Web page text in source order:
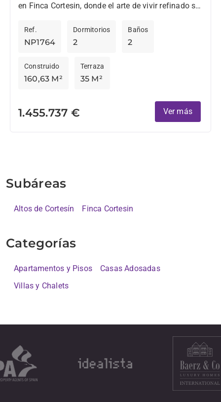
en Finca Cortesin, donde el arte de vivir refinado se
Costa del...
NP1764
Ref.
2
Dormitorios
2
Baños
160,63 M²
Construido
35 M²
Terraza
1.455.737 € Ver más
Subáreas
Altos de Cortesín Finca Cortesin
Categorías
Apartamentos y Pisos
Casas Adosadas
Villas y Chalets